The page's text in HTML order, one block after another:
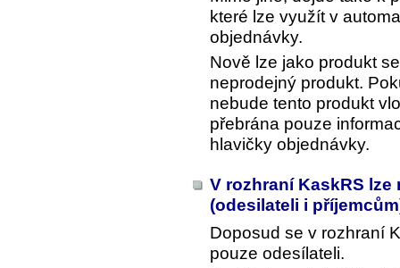
které lze využít v
objednávky.
Nově lze jako produkt
neprodejný produkt.
nebude tento produkt
přebrána pouze
hlavičky objednávky.
V rozhraní KaskRS
(odesilateli i
Doposud se v rozhraní
pouze odesílateli.